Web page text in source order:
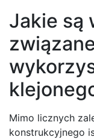
Jakie są
Mimo licznych
konstrukcyjnego